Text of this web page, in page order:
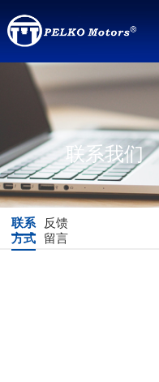
联系我们
联系
方式
反馈
留言